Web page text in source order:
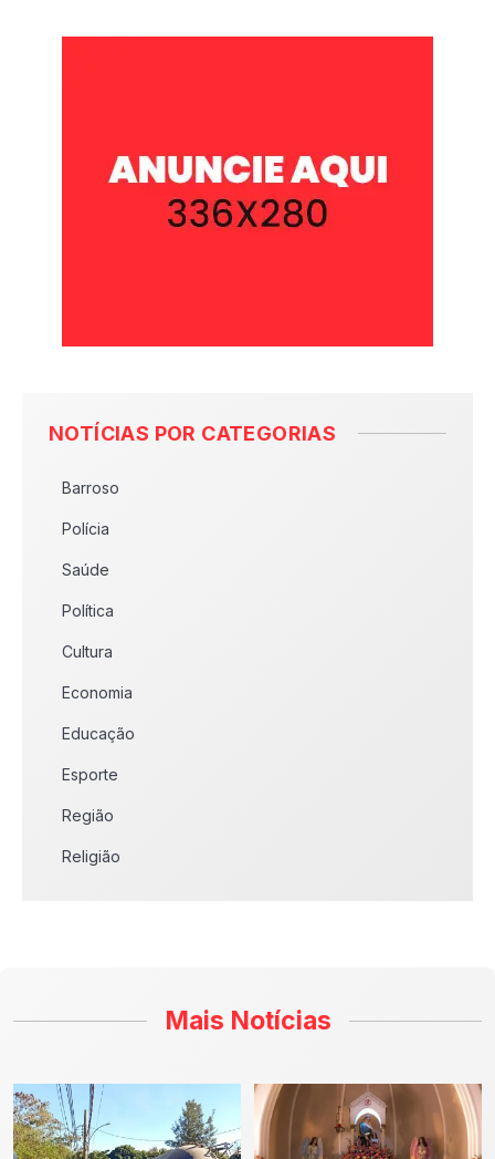
NOTÍCIAS POR CATEGORIAS
Barroso
Polícia
Saúde
Política
Cultura
Economia
Educação
Esporte
Região
Religião
Mais Notícias